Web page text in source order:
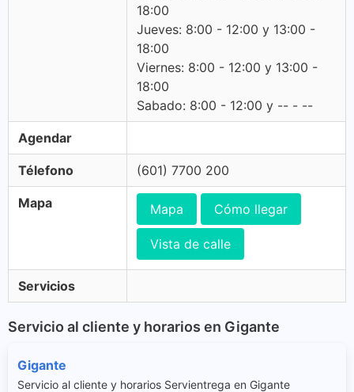
18:00
Jueves: 8:00 - 12:00 y 13:00 -
18:00
Viernes: 8:00 - 12:00 y 13:00 -
18:00
Sabado: 8:00 - 12:00 y -- - --
Agendar
Télefono (601) 7700 200
Mapa Mapa Cómo llegar
Vista de calle
Servicios
Servicio al cliente y horarios en Gigante
Gigante
Servicio al cliente y horarios Servientrega en Gigante